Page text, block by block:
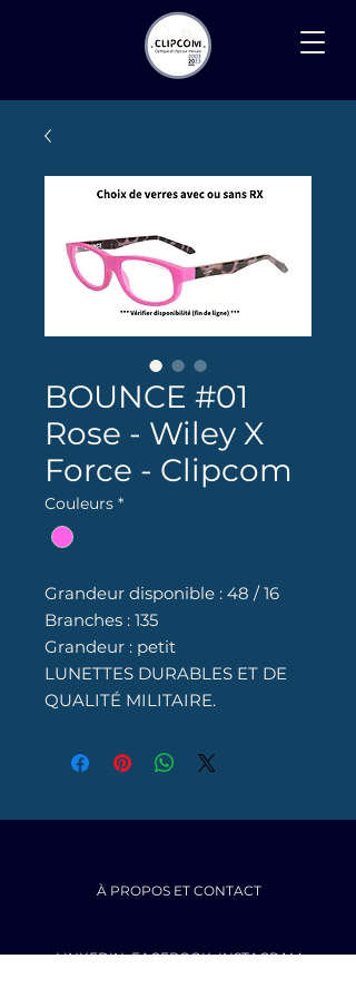
Recherche
BOUNCE #01
Rose - Wiley X
Force - Clipcom
Couleurs *
Grandeur disponible : 48 / 16
Branches : 135
Grandeur : petit
LUNETTES DURABLES ET DE
QUALITÉ MILITAIRE.
À PROPOS ET CONTACT
LINKEDIN,FACEBOOK,INSTAGRAM